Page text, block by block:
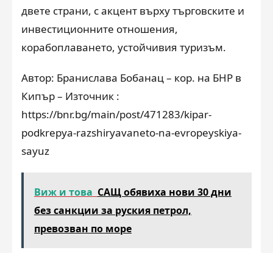
двете страни, с акцент върху търговските и
инвестиционните отношения,
корабоплаването, устойчивия туризъм.
Автор: Бранислава Бобанац – кор. на БНР в
Кипър – Източник :
https://bnr.bg/main/post/471283/kipar-
podkrepya-razshiryavaneto-na-evropeyskiya-
sayuz
Виж и това САЩ обявиха нови 30 дни
без санкции за руския петрол,
превозван по море